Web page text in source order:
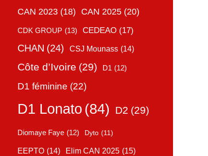
CAN 2023 (18) CAN 2025 (20)
CDK GROUP (13) CEDEAO (17)
CHAN (24) CSJ Mounass (14)
Côte d’Ivoire (29) D1 (12)
D1 féminine (22)
D1 Lonato (84) D2 (29)
Diomaye Faye (12) Dyto (11)
EEPTO (14) Elim CAN 2025 (15)